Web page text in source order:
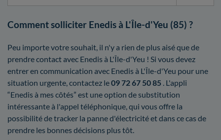
Comment solliciter Enedis à L'Île-d'Yeu (85) ?
Peu importe votre souhait, il n'y a rien de plus aisé que de
prendre contact avec Enedis à L'Île-d'Yeu ! Si vous devez
entrer en communication avec Enedis à L'Île-d'Yeu pour une
situation urgente, contactez le09 72 67 50 85 . L'appli
“Enedis à mes côtés” est une option de substitution
intéressante à l'appel téléphonique, qui vous offre la
possibilité de tracker la panne d'électricité et dans ce cas de
prendre les bonnes décisions plus tôt.